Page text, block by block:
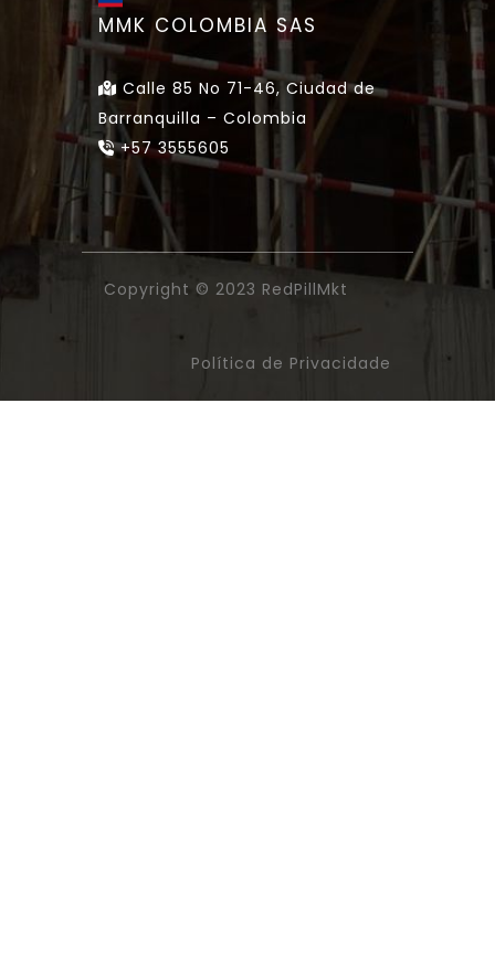
MMK COLOMBIA SAS
Calle 85 No 71-46, Ciudad de
Barranquilla – Colombia
+57 3555605
Copyright © 2023 RedPillMkt
Política de Privacidade